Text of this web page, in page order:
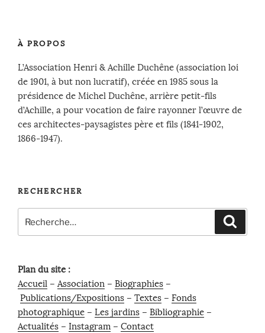
À PROPOS
L’Association Henri & Achille Duchêne (association loi
de 1901, à but non lucratif), créée en 1985 sous la
présidence de Michel Duchêne, arrière petit-fils
d’Achille, a pour vocation de faire rayonner l’œuvre de
ces architectes-paysagistes père et fils (1841-1902,
1866-1947).
RECHERCHER
pour
Plan du site :
Accueil – Association – Biographies –
Publications/Expositions – Textes – Fonds
photographique – Les jardins – Bibliographie –
Actualités – Instagram – Contact